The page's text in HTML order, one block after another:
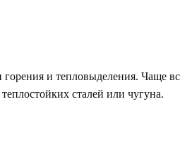
и тепловыделения. Чаще
сталей или чугуна.